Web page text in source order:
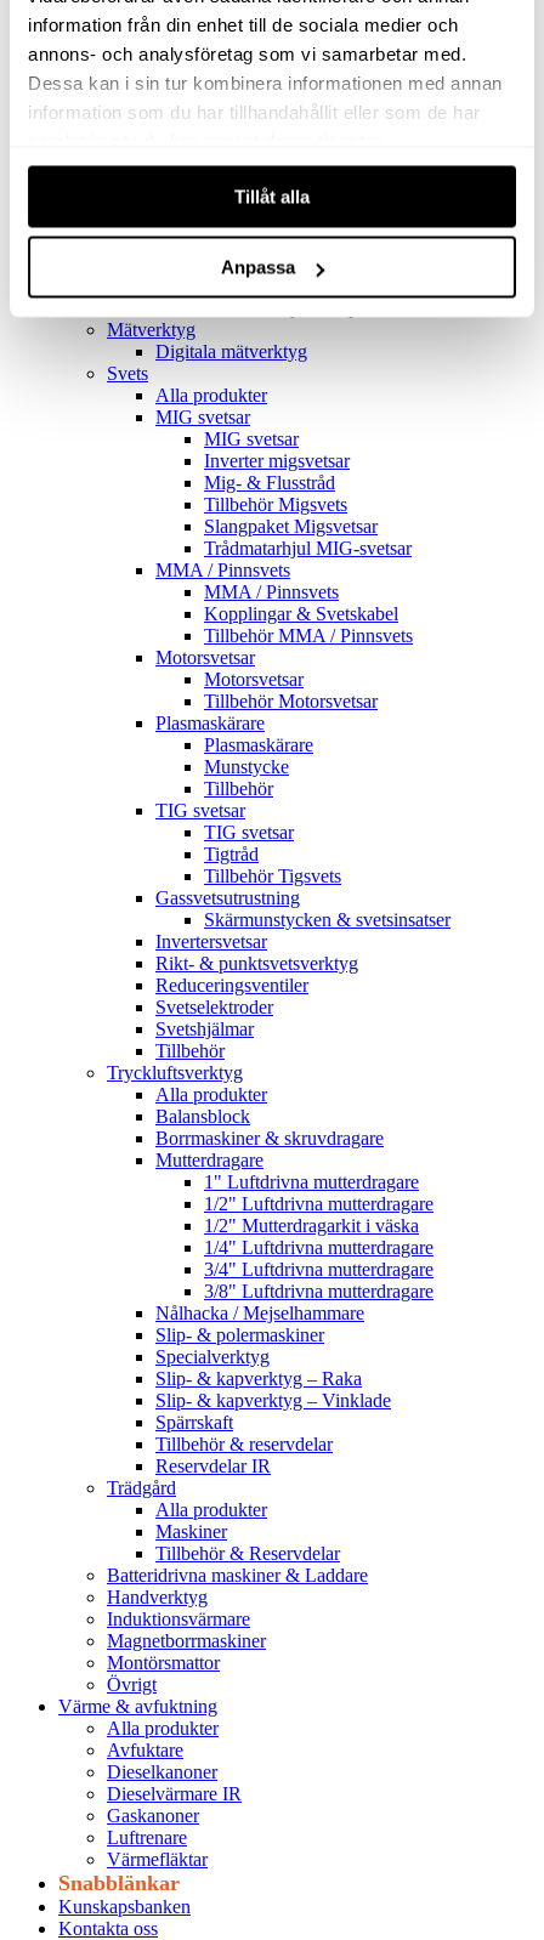
information från din enhet till de sociala medier och
annons- och analysföretag som vi samarbetar med.
Dessa kan i sin tur kombinera informationen med annan
information som du har tillhandahållit eller som de har
Tillåt alla
Anpassa
Golv- & Kombinationsmunstycke
Munstycke
Motor
Reservdelar dammsugare
Rör & handtag
Uppsamlingspåsar
Alla produkter
Mätverktyg
Digitala mätverktyg
Svets
Alla produkter
MIG svetsar
MIG svetsar
Inverter migsvetsar
Mig- & Flusstråd
Tillbehör Migsvets
Slangpaket Migsvetsar
Trådmatarhjul MIG-svetsar
MMA / Pinnsvets
MMA / Pinnsvets
Kopplingar & Svetskabel
Tillbehör MMA / Pinnsvets
Motorsvetsar
Motorsvetsar
Tillbehör Motorsvetsar
Plasmaskärare
Plasmaskärare
Munstycke
Tillbehör
TIG svetsar
TIG svetsar
Tigtråd
Tillbehör Tigsvets
Gassvetsutrustning
Skärmunstycken & svetsinsatser
Invertersvetsar
Rikt- & punktsvetsverktyg
Reduceringsventiler
Svetselektroder
Svetshjälmar
Tillbehör
Tryckluftsverktyg
Alla produkter
Balansblock
Borrmaskiner & skruvdragare
Mutterdragare
1" Luftdrivna mutterdragare
1/2" Luftdrivna mutterdragare
1/2" Mutterdragarkit i väska
1/4" Luftdrivna mutterdragare
3/4" Luftdrivna mutterdragare
3/8" Luftdrivna mutterdragare
Nålhacka / Mejselhammare
Slip- & polermaskiner
Specialverktyg
Slip- & kapverktyg – Raka
Slip- & kapverktyg – Vinklade
Spärrskaft
Tillbehör & reservdelar
Reservdelar IR
Trädgård
Alla produkter
Maskiner
Tillbehör & Reservdelar
Batteridrivna maskiner & Laddare
Handverktyg
Induktionsvärmare
Magnetborrmaskiner
Montörsmattor
Övrigt
Värme & avfuktning
Alla produkter
Avfuktare
Dieselkanoner
Dieselvärmare IR
Gaskanoner
Luftrenare
Värmefläktar
Snabblänkar
Kunskapsbanken
Kontakta oss